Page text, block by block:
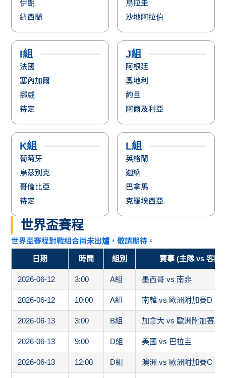
伊朗
紐西蘭
烏拉圭
沙地阿拉伯
I組
法國
塞內加爾
挪威
待定
J組
阿根廷
奧地利
約旦
阿爾及利亞
K組
葡萄牙
烏茲別克
哥倫比亞
待定
L組
英格蘭
迦納
巴拿馬
克羅埃西亞
世界盃賽程
世界盃賽程對戰組合尚未出爐，敬請期待。
日期 時間 組別 賽事 (主隊 vs 客隊)
2026-06-12 3:00 A組 墨西哥 vs 南非
2026-06-12 10:00 A組 南韓 vs 歐洲附加賽D
2026-06-13 3:00 B組 加拿大 vs 歐洲附加賽A
2026-06-13 9:00 D組 美國 vs 巴拉圭
2026-06-13 12:00 D組 澳洲 vs 歐洲附加賽C